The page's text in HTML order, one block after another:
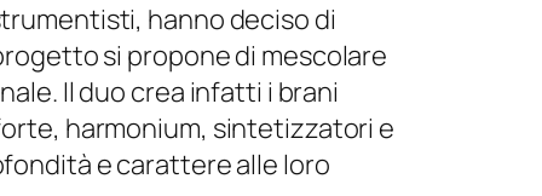
hanno deciso di
si propone di mescolare
Il duo crea infatti i brani
harmonium, sintetizzatori e
e carattere alle loro